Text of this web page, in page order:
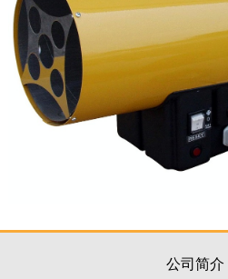
公司简介